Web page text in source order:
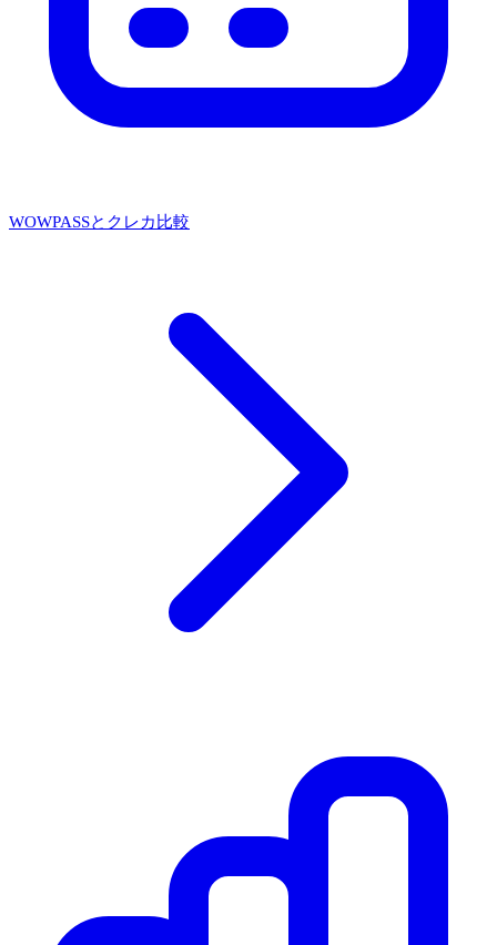
WOWPASSとクレカ比較